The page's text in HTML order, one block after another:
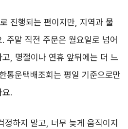
진행되는 편이지만, 지역과 물
주말 직전 주문은 월요일로 넘어
, 명절이나 연휴 앞뒤에는 더 느
통운택배조회는 평일 기준으로만
.
정하지 말고, 너무 늦게 움직이지